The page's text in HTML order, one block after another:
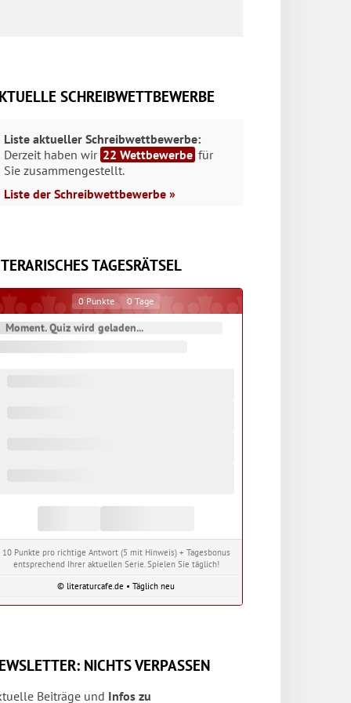
SCHREIBWETTBEWERBE
Liste aktueller Schreibwettbewerbe:
Derzeit haben wir 22 Wettbewerbe für
Sie zusammengestellt.
Liste der Schreibwettbewerbe »
TAGESRÄTSEL
0 Punkte 0 Tage
Moment. Quiz wird geladen...
10 Punkte pro richtige Antwort (5 mit Hinweis) + Tagesbonus
entsprechend Ihrer aktuellen Serie. Spielen Sie täglich!
© literaturcafe.de • Täglich neu
NICHTS VERPASSEN
Beiträge und Infos zu